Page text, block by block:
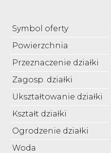
Symbol oferty
Powierzchnia
Przeznaczenie działki
Zagosp. działki
Ukształtowanie działki
Kształt działki
Ogrodzenie działki
Woda